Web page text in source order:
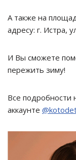
А также на
адресу: г. Истра,
И Вы сможете
пережить зиму!
Все подробности
аккаунте